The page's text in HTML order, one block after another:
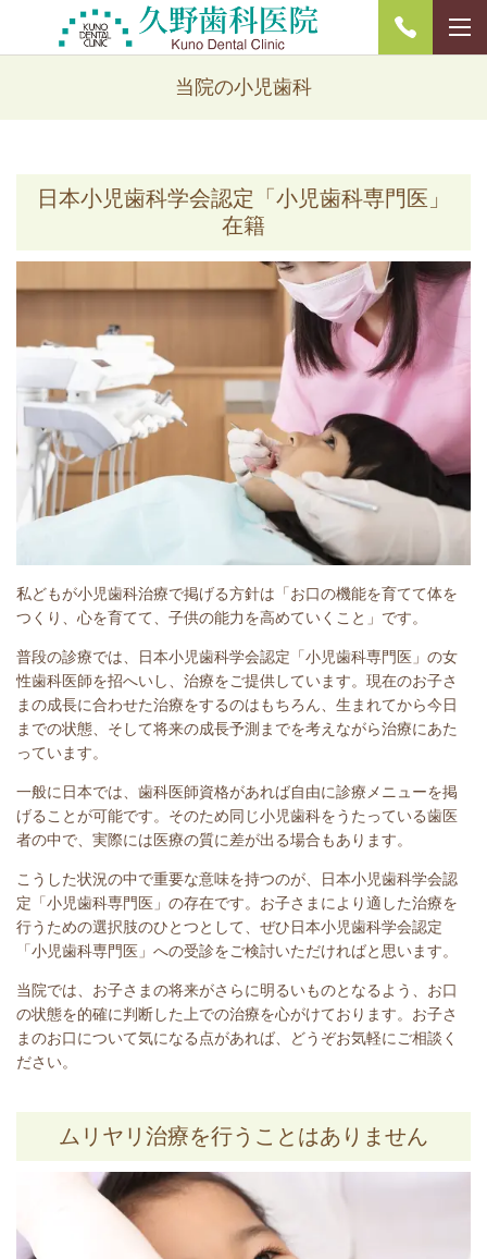
当院の小児歯科
日本小児歯科学会認定「小児歯科専門医」
在籍
私どもが小児歯科治療で掲げる方針は「お口の機能を育てて体を
つくり、心を育てて、子供の能力を高めていくこと」です。
普段の診療では、日本小児歯科学会認定「小児歯科専門医」の女
性歯科医師を招へいし、治療をご提供しています。現在のお子さ
まの成長に合わせた治療をするのはもちろん、生まれてから今日
までの状態、そして将来の成長予測までを考えながら治療にあた
っています。
一般に日本では、歯科医師資格があれば自由に診療メニューを掲
げることが可能です。そのため同じ小児歯科をうたっている歯医
者の中で、実際には医療の質に差が出る場合もあります。
こうした状況の中で重要な意味を持つのが、日本小児歯科学会認
定「小児歯科専門医」の存在です。お子さまにより適した治療を
行うための選択肢のひとつとして、ぜひ日本小児歯科学会認定
「小児歯科専門医」への受診をご検討いただければと思います。
当院では、お子さまの将来がさらに明るいものとなるよう、お口
の状態を的確に判断した上での治療を心がけております。お子さ
まのお口について気になる点があれば、どうぞお気軽にご相談く
ださい。
ムリヤリ治療を行うことはありません